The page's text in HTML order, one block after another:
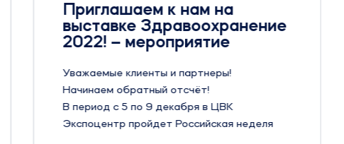
Приглашаем к нам на
выставке Здравоохранение
2022! – мероприятие
Уважаемые клиенты и партнеры!
Начинаем обратный отсчёт!
В период с 5 по 9 декабря в ЦВК
Экспоцентр пройдет Российская неделя